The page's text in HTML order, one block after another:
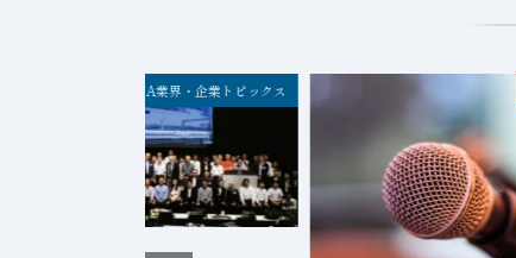
FA業界・企業トピックス